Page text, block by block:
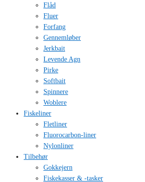
Flåd
Fluer
Forfang
Gennemløber
Jerkbait
Levende Agn
Pirke
Softbait
Spinnere
Woblere
Fiskeliner
Fletliner
Fluorocarbon-liner
Nylonliner
Tilbehør
Gokkejern
Fiskekasser & -tasker